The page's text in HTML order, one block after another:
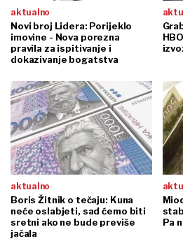
aktualno
Novi broj Lidera: Porijeklo
imovine - Nova porezna
pravila za ispitivanje i
dokazivanje bogatstva
aktualno
Boris Žitnik o tečaju: Kuna
neće oslabjeti, sad ćemo biti
sretni ako ne bude previše
jačala
Pa